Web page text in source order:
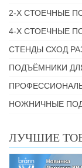
2-Х СТОЕЧНЫЕ
4-Х СТОЕЧНЫЕ
СТЕНДЫ СХОД
ПОДЪЁМНИКИ
НОЖНИЧНЫЕ
ЛУЧШИЕ